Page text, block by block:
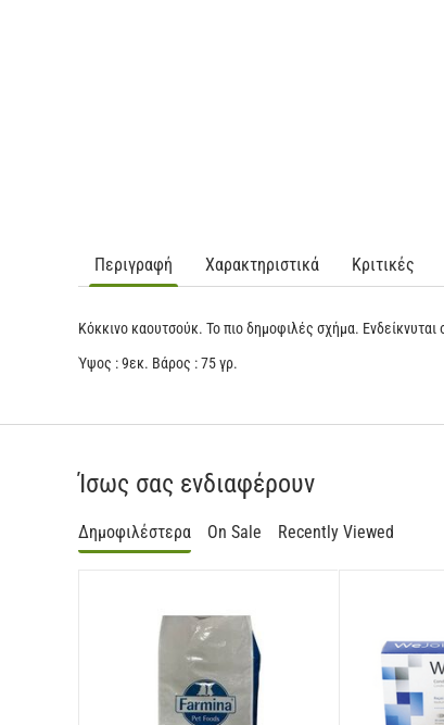
Περιγραφή Χαρακτηριστικά Κριτικές
Κόκκινο καουτσούκ. Το πιο δημοφιλές σχήμα.
Ύψος : 9εκ. Βάρος : 75 γρ.
Ίσως σας ενδιαφέρουν
Δημοφιλέστερα On Sale Recently Viewed